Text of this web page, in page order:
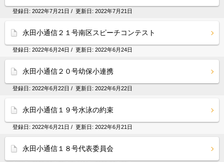
登録日: 2022年7月21日 / 更新日: 2022年7月21日
永田小通信２１号南区スピーチコンテスト
登録日: 2022年6月24日 / 更新日: 2022年6月24日
永田小通信２０号幼保小連携
登録日: 2022年6月22日 / 更新日: 2022年6月22日
永田小通信１９号水泳の約束
登録日: 2022年6月21日 / 更新日: 2022年6月21日
永田小通信１８号代表委員会